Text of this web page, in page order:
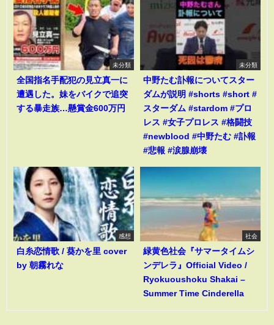
未分類
全国指名手配犯の見立真一に
遭遇した。妹をバイクで追突
する暴走族…懸賞金600万円
未分類
中野たむ訃報についてスター
ダムが説明 #shorts #short #
スターダム #stardom #プロ
レス #女子プロレス #格闘技
#newblood #中野たむ #訃報
#悲報 #涙腺崩壊
感想
白糸恋情歌 / 葵かを里 cover
by 朝霧れな
社会
緑黄色社会『サマータイムシ
ンデレラ』Official Video /
Ryokuoushoku Shakai –
Summer Time Cinderella